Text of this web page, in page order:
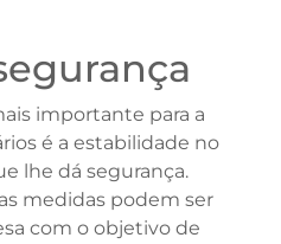
importante para a
é a estabilidade no
lhe dá segurança.
medidas podem ser
com o objetivo de